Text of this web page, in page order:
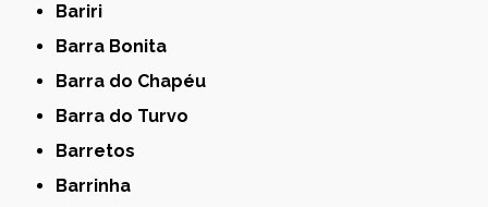
Bariri
Barra Bonita
Barra do Chapéu
Barra do Turvo
Barretos
Barrinha